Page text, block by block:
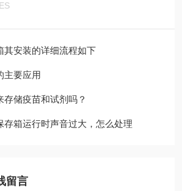
其安装的详细流程如下
主要应用
存储疫苗和试剂吗？
存箱运行时声音过大，怎么处理
留言